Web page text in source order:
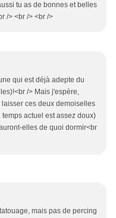
tu as de bonnes et belles
/> <br /> <br />
qui est déjà adepte du
/> Mais j'espère,
ces deux demoiselles
actuel est assez doux)
elles de quoi dormir<br
mais pas de percing